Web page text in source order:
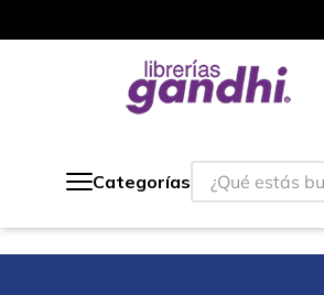
Categorías
¿Qué estás